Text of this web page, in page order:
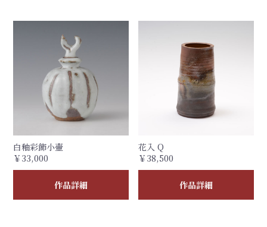
白釉彩飾小壷
￥33,000
作品詳細
花入 Q
￥38,500
作品詳細